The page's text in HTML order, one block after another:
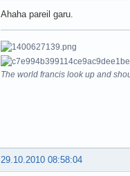
Ahaha pareil garu.
The world francis look up and
29.10.2010 08:58:04